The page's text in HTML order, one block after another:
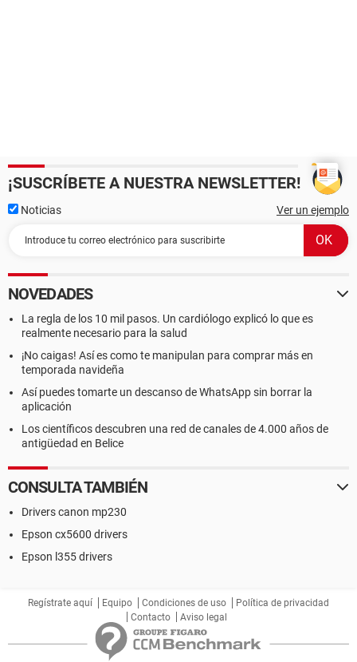
¡SUSCRÍBETE A NUESTRA NEWSLETTER!
Noticias Ver un ejemplo
NOVEDADES
La regla de los 10 mil pasos. Un cardiólogo explicó lo que es
realmente necesario para la salud
¡No caigas! Así es como te manipulan para comprar más en
temporada navideña
Así puedes tomarte un descanso de WhatsApp sin borrar la
aplicación
Los científicos descubren una red de canales de 4.000 años de
antigüedad en Belice
CONSULTA TAMBIÉN
Drivers canon mp230
Epson cx5600 drivers
Epson l355 drivers
Regístrate aquí Equipo Condiciones de uso
Política de privacidad
Contacto
Aviso legal